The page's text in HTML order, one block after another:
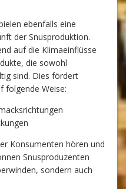
ebenfalls eine
der Snusproduktion.
auf die Klimaeinflüsse
die sowohl
sind. Dies fördert
folgende Weise:
Konsumenten hören und
Snusproduzenten
sondern auch